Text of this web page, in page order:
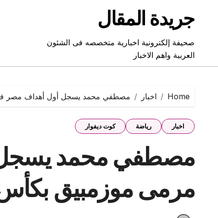
contentجريدة المقال
صحيفة إلكترونية اخبارية متخصصه فى الشئون
العربية واهم الاخبار
Home اخبار مصطفي محمد يسجل أول أهداف مصر في
اخبار رياضة كوت ديفوار
مصطفي محمد
مرمى موزمبيق بكأس